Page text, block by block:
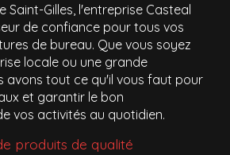
Saint-Gilles, l'entreprise Casteal
de confiance pour tous vos
de bureau. Que vous soyez
locale ou une grande
avons tout ce qu'il vous faut pour
et garantir le bon
vos activités au quotidien.
produits de qualité